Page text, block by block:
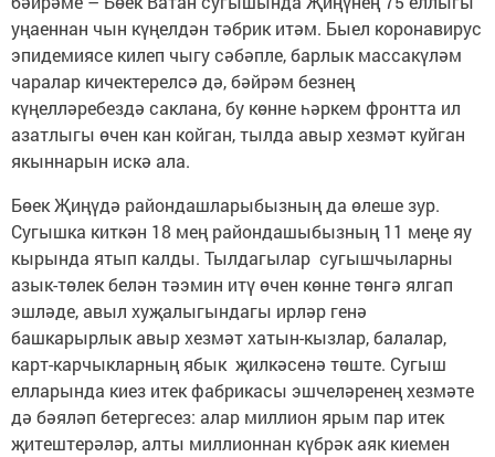
уңаеннан чын күңелдән тәбрик итәм. Быел коронавирус
эпидемиясе килеп чыгу сәбәпле, барлык массакүләм
чаралар кичектерелсә дә, бәйрәм безнең
күңелләребездә саклана, бу көнне һәркем фронтта ил
азатлыгы өчен кан койган, тылда авыр хезмәт куйган
якыннарын искә ала.
Бөек Җиңүдә райондашларыбызның да өлеше зур.
Сугышка киткән 18 мең райондашыбызның 11 меңе яу
кырында ятып калды. Тылдагылар сугышчыларны
азык-төлек белән тәэмин итү өчен көнне төнгә ялгап
эшләде, авыл хуҗалыгындагы ирләр генә
башкарырлык авыр хезмәт хатын-кызлар, балалар,
карт-карчыкларның ябык җилкәсенә төште. Сугыш
елларында киез итек фабрикасы эшчеләренең хезмәте
дә бәяләп бетергесез: алар миллион ярым пар итек
җитештерәләр, алты миллионнан күбрәк аяк киемен